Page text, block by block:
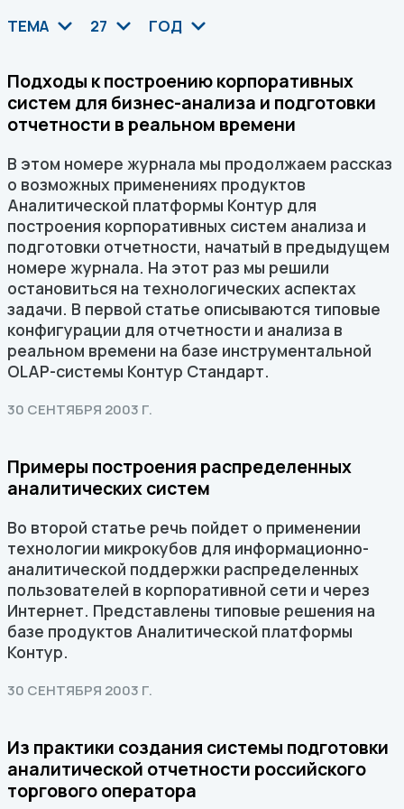
ТЕМА 27 ГОД
Подходы к построению корпоративных
систем для бизнес-анализа и подготовки
отчетности в реальном времени
В этом номере журнала мы продолжаем рассказ
о возможных применениях продуктов
Аналитической платформы Контур для
построения корпоративных систем анализа и
подготовки отчетности, начатый в предыдущем
номере журнала. На этот раз мы решили
остановиться на технологических аспектах
задачи. В первой статье описываются типовые
конфигурации для отчетности и анализа в
реальном времени на базе инструментальной
OLAP-системы Контур Стандарт.
30 СЕНТЯБРЯ 2003 Г.
Примеры построения распределенных
аналитических систем
Во второй статье речь пойдет о применении
технологии микрокубов для информационно-
аналитической поддержки распределенных
пользователей в корпоративной сети и через
Интернет. Представлены типовые решения на
базе продуктов Аналитической платформы
Контур.
30 СЕНТЯБРЯ 2003 Г.
Из практики создания системы подготовки
аналитической отчетности российского
торгового оператора